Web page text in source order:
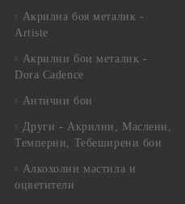
Акрилна боя металик -
Artiste
Акрилни бои металик -
Dora Cadence
Антични бои
Други - Акрилни, Маслени,
Темперни, Тебеширени бои
Алкохолни мастила и
оцветители